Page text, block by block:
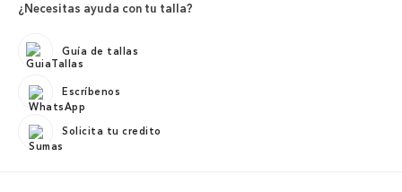
¿Necesitas ayuda con tu talla?
Guía de tallas
Escríbenos
Solicita tu credito